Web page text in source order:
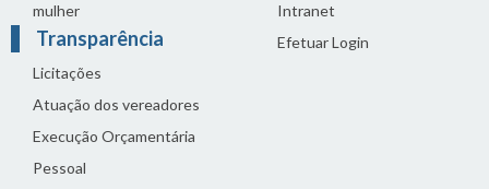
mulher
Transparência
Licitações
Atuação dos vereadores
Execução Orçamentária
Pessoal
Intranet
Efetuar Login